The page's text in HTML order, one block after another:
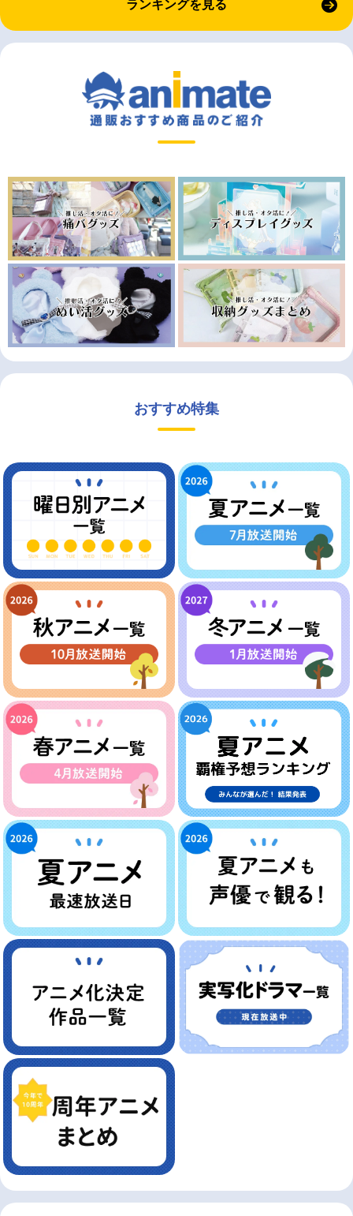
ランキングを見る
おすすめ特集